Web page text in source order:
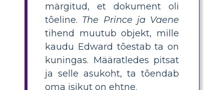
märgitud, et dokument oli
tõeline. The Prince ja Vaene
tihend muutub objekt, mille
kaudu Edward tõestab ta on
kuningas. Määratledes pitsat
ja selle asukoht, ta tõendab
oma isikut on ehtne.